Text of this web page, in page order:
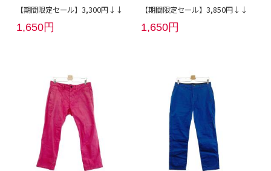
【期間限定セール】3,300円↓↓
1,650円
【期間限定セール】3,850円↓↓
1,650円